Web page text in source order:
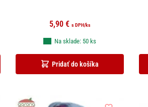
5,90 € s DPH/ks
Pridať do košíka
Na sklade: 50 ks